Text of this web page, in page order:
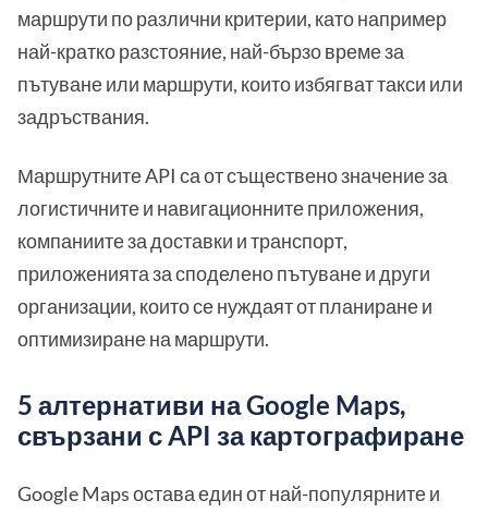
маршрути по различни критерии, като например
най-кратко разстояние, най-бързо време за
пътуване или маршрути, които избягват такси или
задръствания.
Маршрутните API са от съществено значение за
логистичните и навигационните приложения,
компаниите за доставки и транспорт,
приложенията за споделено пътуване и други
организации, които се нуждаят от планиране и
оптимизиране на маршрути.
5 алтернативи на Google Maps,
свързани с API за картографиране
Google Maps остава един от най-популярните и